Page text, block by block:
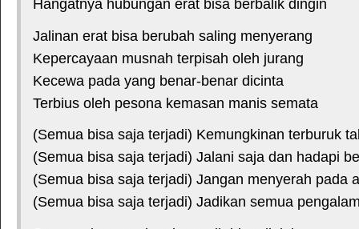
Hangatnya hubungan erat bisa berbalik dingin
Jalinan erat bisa berubah saling menyerang
Kepercayaan musnah terpisah oleh jurang
Kecewa pada yang benar-benar dicinta
Terbius oleh pesona kemasan manis semata
(Semua bisa saja terjadi) Kemungkinan terburuk
(Semua bisa saja terjadi) Jalani saja dan hadapi
(Semua bisa saja terjadi) Jangan menyerah pada
(Semua bisa saja terjadi) Jadikan semua